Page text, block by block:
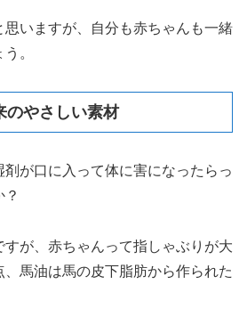
思いますが、自分も赤ちゃんも一緒
。
やさしい素材
が口に入って体に害になったらっ
すが、赤ちゃんって指しゃぶりが大
馬油は馬の皮下脂肪から作られた